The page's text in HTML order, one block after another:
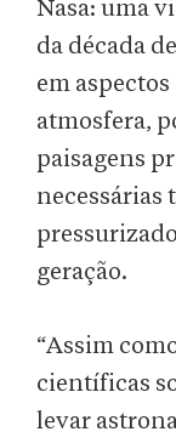
Nasa: uma
da década
em
atmosfera,
paisagens
necessárias
geração.
“Assim
científicas
levar